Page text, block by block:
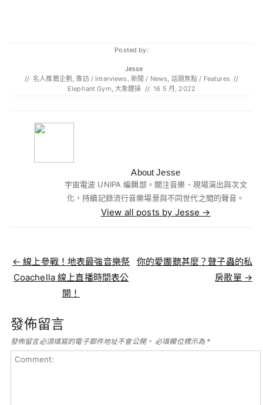
Posted by:
Jesse
// 名人推薦企劃 ,專訪 / Interviews 新聞 / News 話題焦點 / Features //
Elephant Gym ,大象體操 // 16 5 月, 2022
About Jesse
宇宙電波 UNIPA 編輯部。關注音樂、現場演出與次文
化，持續記錄流行音樂場景與不同世代之間的聲音。
View all posts by Jesse →
Post navigation
← 線上參戰！地表最強音樂祭
Coachella 線上直播時間表公
開！
你的愛團聽甚麼？聲子蟲的私
房歌單 →
發佈留言
發佈留言必須填寫的電子郵件地址不會公開。 必填欄位標示為 *